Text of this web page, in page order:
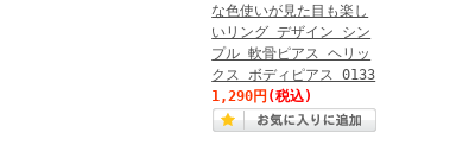
な色使いが見た目も楽し
いリング デザイン シン
プル 軟骨ピアス ヘリッ
クス ボディピアス 0133
1,290円 (税込)